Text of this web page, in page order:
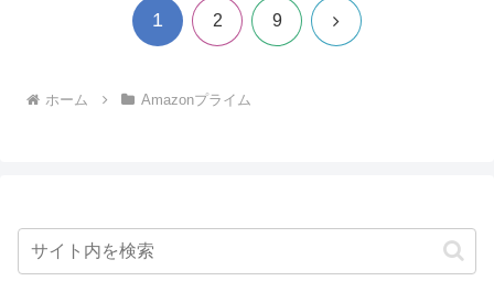
1 2 9 次
ホーム Amazonプライム